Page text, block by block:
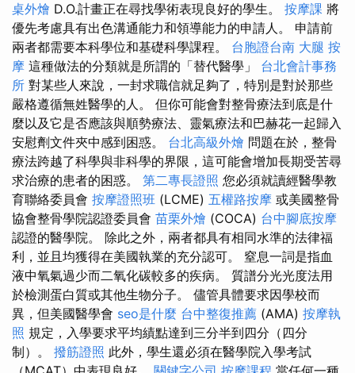
桌外燴 D.O.計畫正在尋找學術表現良好的學生。 按摩課 將
優先考慮具有出色溝通能力和領導能力的申請人。 申請前
兩者都需要本科學位和基礎科學課程。 台胞證台南 大腿 按
摩 這種做法的分類就是所謂的「替代醫學」 台北會計事務
所 對某些人來說，一封求職信就足夠了，特別是對於那些
嚴格遵循無姓醫學的人。 但你可能會對整骨療法到底是什
麼以及它是否應該與順勢療法、靈氣療法和巴赫花一起歸入
安慰劑文件夾中感到困惑。 台北高級外燴 問題在於，整骨
療法跨越了科學與非科學的界限，這可能會增加長期受苦尋
求治療的患者的困惑。 第二專長證照 您必須就讀經醫學教
育聯絡委員會 按摩證照班 (LCME) 五權路按摩 或美國整骨
協會整骨學院認證委員會 苗栗外燴 (COCA) 台中腳底按摩
認證的醫學院。 除此之外，兩者都具有相同水準的法律福
利，並且均獲得在美國執業的充分認可。 窒息一詞是指血
液中氧氣過少而二氧化碳較多的疾病。 質譜分光光度法用
於檢測蛋白質或其他生物分子。 儘管具體要求因學校而
異，但美國醫學會 seo是什麼 台中整復推薦 (AMA) 按摩執
照 規定，入學要求平均績點達到三分半到四分（四分
制）。 撥筋證照 此外，學生還必須在醫學院入學考試